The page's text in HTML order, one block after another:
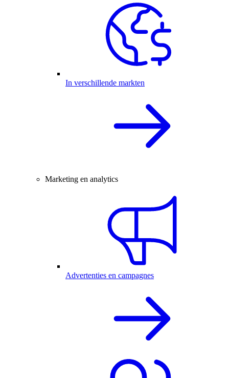
In verschillende markten
Marketing en analytics
Advertenties en campagnes